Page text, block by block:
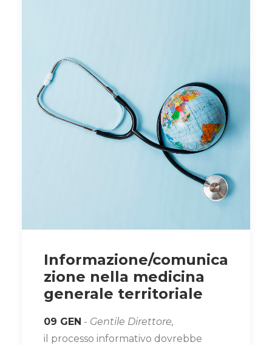
Informazione/comunica
zione nella medicina
generale territoriale
09 GEN - Gentile Direttore,
il processo informativo dovrebbe